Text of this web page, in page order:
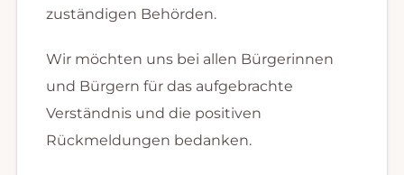
zuständigen Behörden.
Wir möchten uns bei allen Bürgerinnen
und Bürgern für das aufgebrachte
Verständnis und die positiven
Rückmeldungen bedanken.